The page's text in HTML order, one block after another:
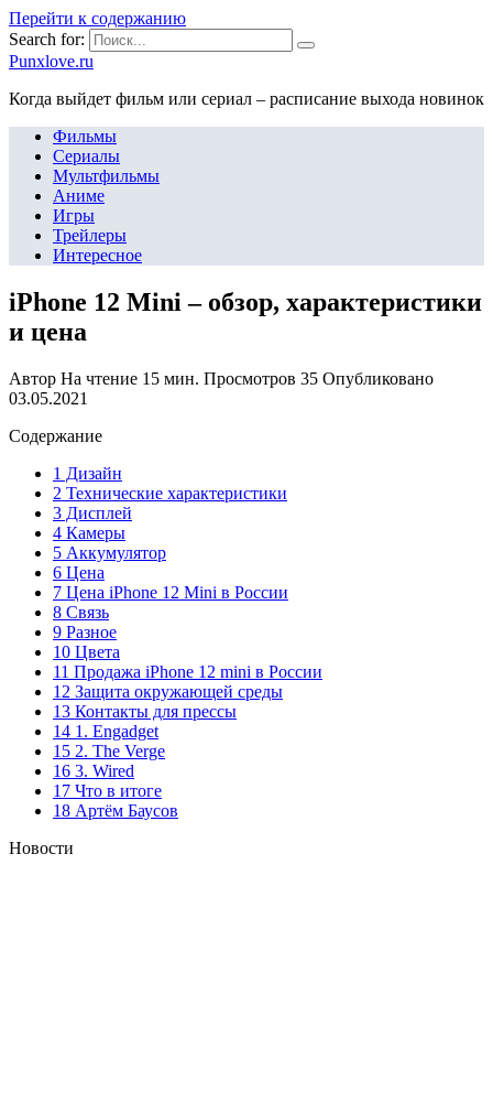
Перейти к содержанию
Search for:
Punxlove.ru
Когда выйдет фильм или сериал – расписание выхода новинок
Фильмы
Сериалы
Мультфильмы
Аниме
Игры
Трейлеры
Интересное
iPhone 12 Mini – обзор, характеристики
и цена
Автор На чтение 15 мин. Просмотров 35 Опубликовано
03.05.2021
Содержание
1 Дизайн
2 Технические характеристики
3 Дисплей
4 Камеры
5 Аккумулятор
6 Цена
7 Цена iPhone 12 Mini в России
8 Связь
9 Разное
10 Цвета
11 Продажа iPhone 12 mini в России
12 Защита окружающей среды
13 Контакты для прессы
14 1. Engadget
15 2. The Verge
16 3. Wired
17 Что в итоге
18 Артём Баусов
Новости